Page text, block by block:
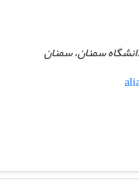
سمنان، سمنان